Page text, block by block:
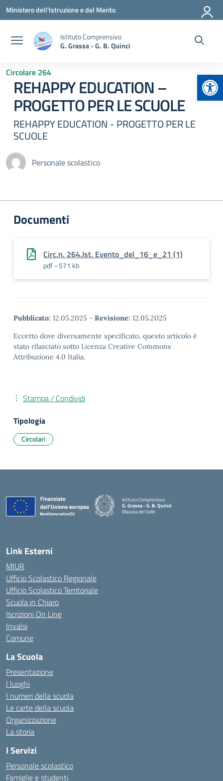
Vai ai contenuti
Vai al menu di navigazione
Vai al footer
Ministero dell'Istruzione e del Merito
Istituto Comprensivo
G. Grassa - G. B. Quinci
Circolare 264
REHAPPY EDUCATION –
PROGETTO PER LE SCUOLE
REHAPPY EDUCATION - PROGETTO PER LE
SCUOLE
Personale scolastico
Documenti
Circ.n. 264.Ist. Evento_del_16_e_21 (1)
pdf - 571 kb
Pubblicato: 12.05.2025 - Revisione: 12.05.2025
Eccetto dove diversamente specificato, questo articolo è
stato rilasciato sotto Licenza Creative Commons
Attribuzione 4.0 Italia.
Stampa / Condividi
Tipologia
Circolari
Istituto Comprensivo
G. Grassa - G. B. Quinci
Mazara del Vallo
Link Esterni
MIUR
Ufficio Scolastico Regionale
Ufficio Scolastico Territoriale
Scuola in Chiaro
Iscrizioni On Line
Invalsi
Comune
La Scuola
Presentazione
I luoghi
I numeri della scuola
Le carte della scuola
Organizzazione
La storia
I Servizi
Personale scolastico
Famiglie e studenti